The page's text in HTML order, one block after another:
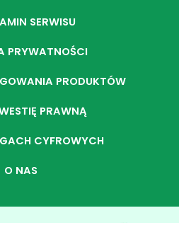
SERWISU
PRYWATNOŚCI
PRODUKTÓW
PRAWNĄ
CYFROWYCH
O NAS